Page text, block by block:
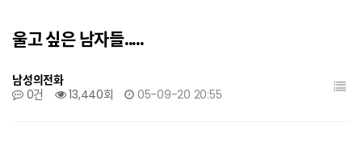
울고 싶은 남자들.....
남성의전화
0건
13,440회 05-09-20 20:55